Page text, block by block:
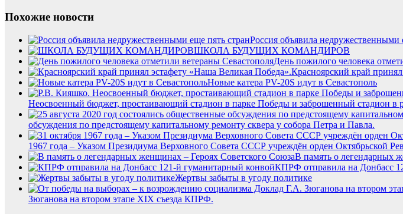
Похожие новости
Россия объявила недружественными
ШКОЛА БУДУЩИХ КОМАНДИРОВ
День пожилого человека
Красноярский край
Новые катера PV-20S идут в Севастополь
Неосвоенный бюджет, простаивающий стадион в парке Победы и заброшенный стадион в
обсуждения по предстоящему капитальному ремонту сквера у собора Петра и Павла.
1967 года – Указом Президиума Верховного Совета СССР учреждён орден Октябрьской
В память о легендарных
КПРФ отправила на Донбасс
Жертвы забыты в угоду политике
Зюганова на втором этапе XIX съезда КПРФ.